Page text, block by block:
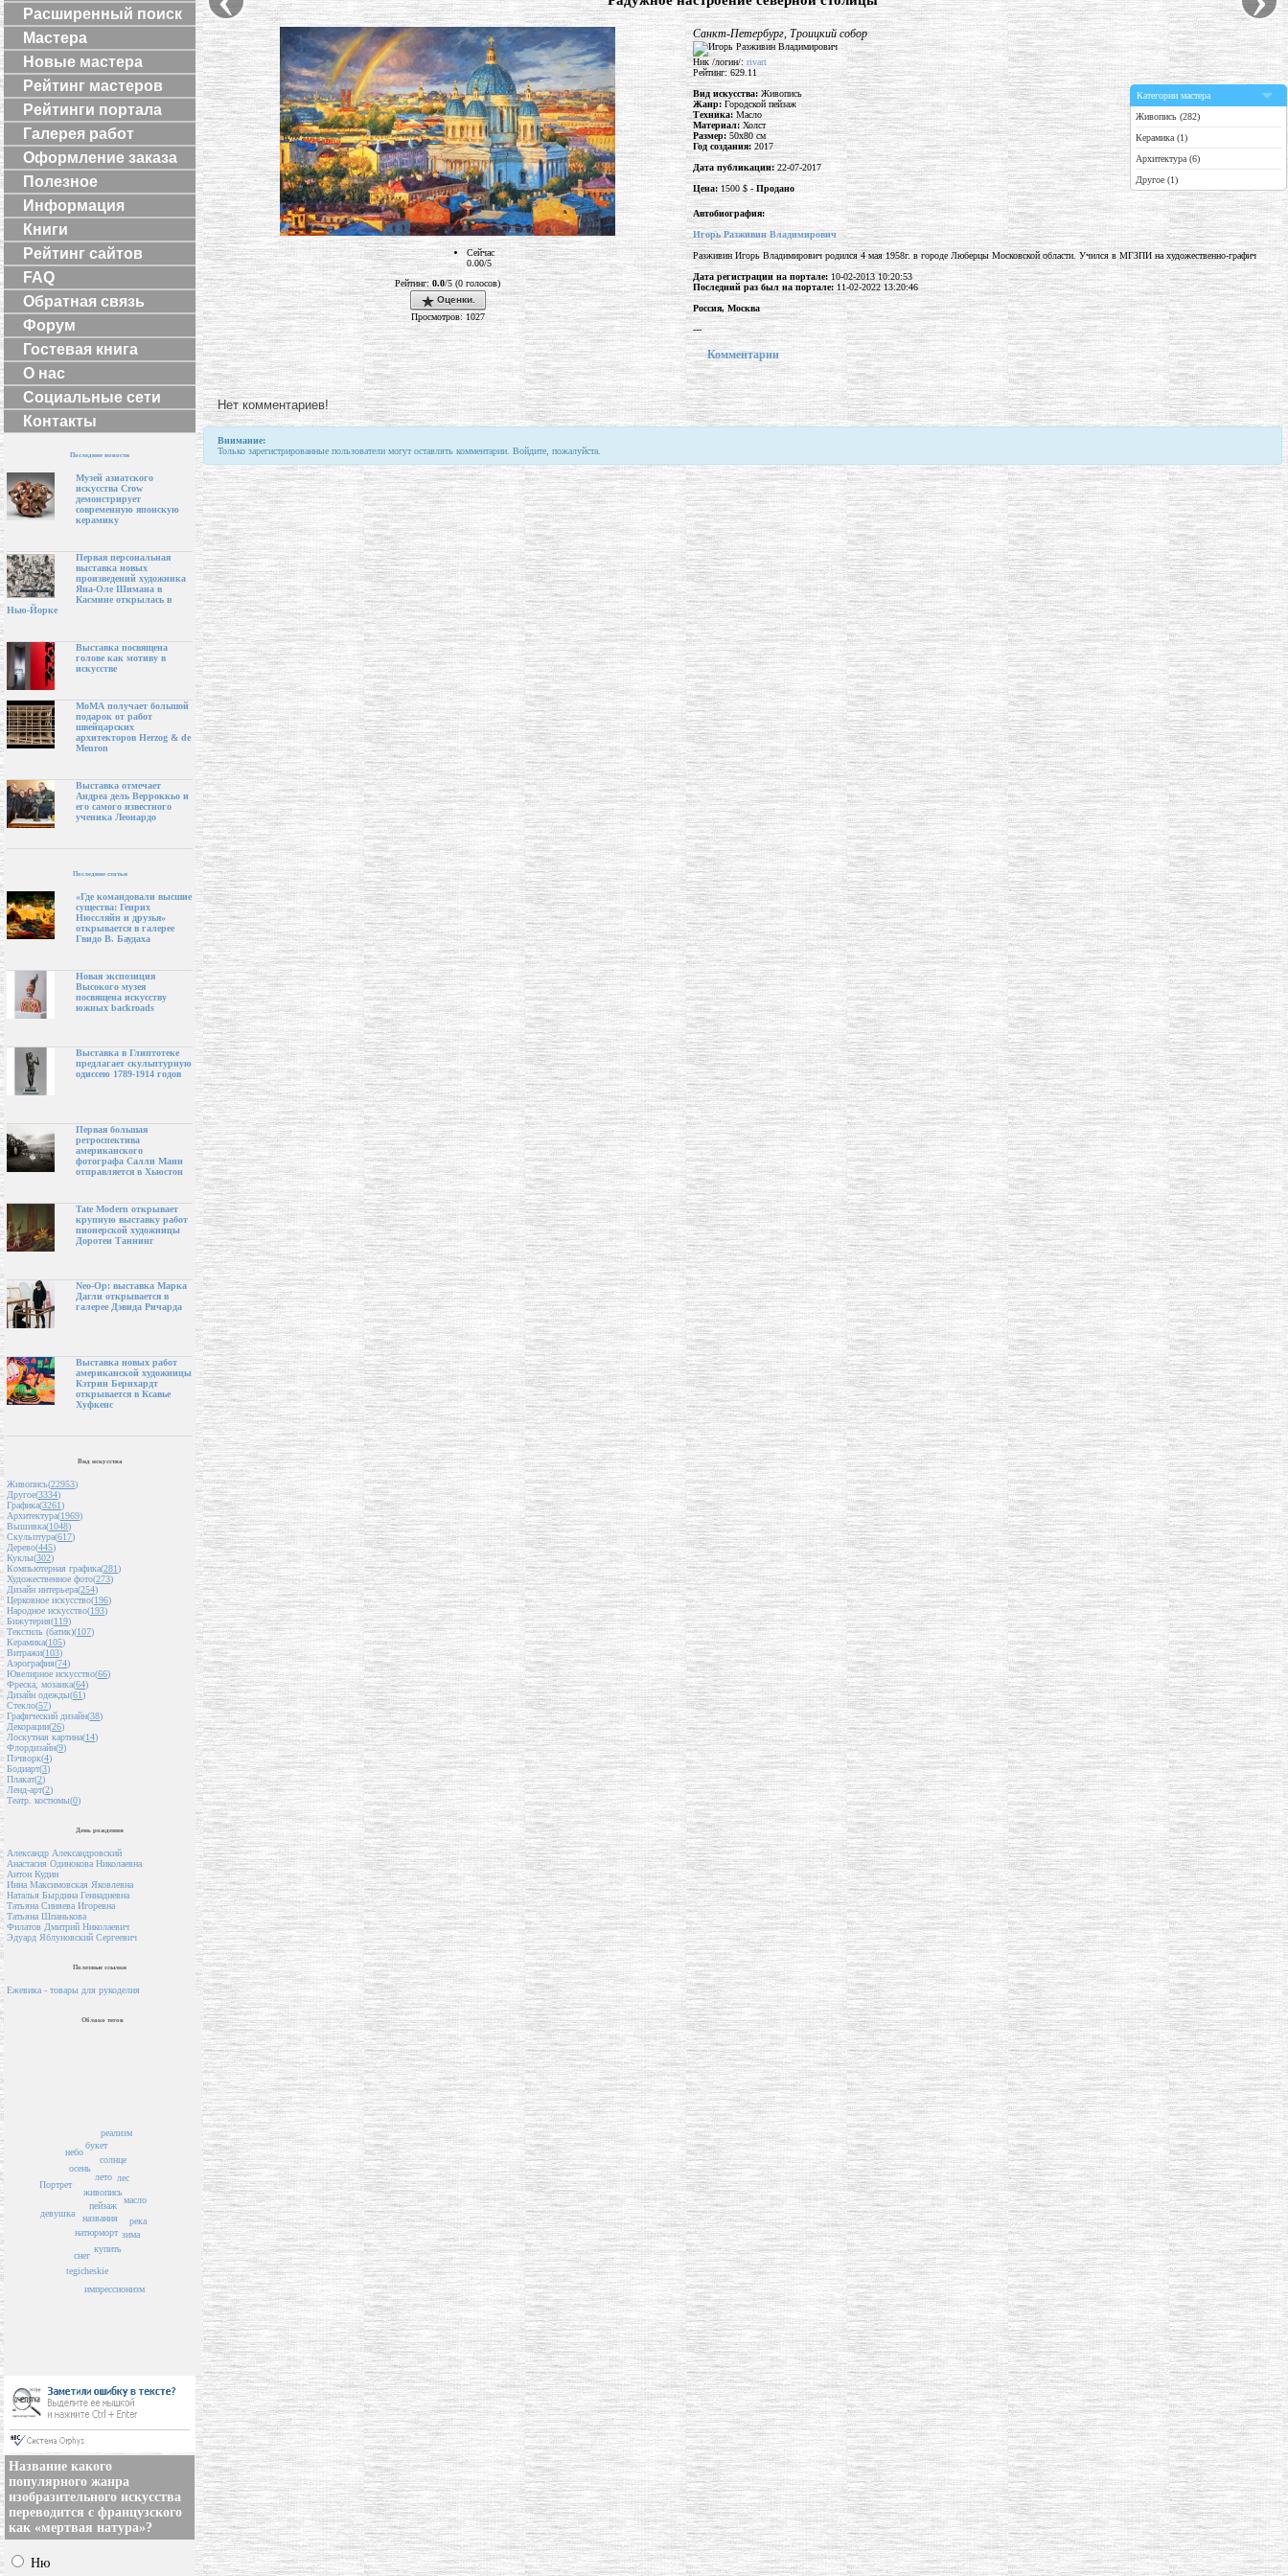
Расширенный поиск
Мастера
Новые мастера
Рейтинг мастеров
Рейтинги портала
Галерея работ
Оформление заказа
Полезное
Информация
Книги
Рейтинг сайтов
FAQ
Обратная связь
Форум
Гостевая книга
О нас
Социальные сети
Контакты
Последние новости
Музей азиатского
искусства Crow
демонстрирует
современную японскую
керамику
Первая персональная
выставка новых
произведений художника
Яна-Оле Шимана в
Касмине открылась в
Нью-Йорке
Выставка посвящена
голове как мотиву в
искусстве
МоМА получает большой
подарок от работ
швейцарских
архитекторов Herzog & de
Meuron
Выставка отмечает
Андреа дель Верроккьо и
его самого известного
ученика Леонардо
Последние статьи
«Где командовали высшие
существа: Генрих
Нюссляйн и друзья»
открывается в галерее
Гвидо В. Баудаха
Новая экспозиция
Высокого музея
посвящена искусству
южных backroads
Выставка в Глиптотеке
предлагает скульптурную
одиссею 1789-1914 годов
Первая большая
ретроспектива
американского
фотографа Салли Манн
отправляется в Хьюстон
Tate Modern открывает
крупную выставку работ
пионерской художницы
Доротеи Таннинг
Neo-Op: выставка Марка
Дагли открывается в
галерее Дэвида Ричарда
Выставка новых работ
американской художницы
Кэтрин Бернхардт
открывается в Ксавье
Хуфкенс
Вид искусства
Живопись(22953)
Другое(3334)
Графика(3261)
Архитектура(1969)
Вышивка(1048)
Скульптура(617)
Дерево(445)
Куклы(302)
Компьютерная графика(281)
Художественное фото(273)
Дизайн интерьера(254)
Церковное искусство(196)
Народное искусство(193)
Бижутерия(119)
Текстиль (батик)(107)
Керамика(105)
Витражи(103)
Аэрография(74)
Ювелирное искусство(66)
Фреска, мозаика(64)
Дизайн одежды(61)
Стекло(57)
Графический дизайн(38)
Декорации(26)
Лоскутная картина(14)
Флордизайн(9)
Пэчворк(4)
Бодиарт(3)
Плакат(2)
Ленд-арт(2)
Театр. костюмы(0)
День рождения
Александр Александровский
Анастасия Одинокова Николаевна
Антон Кудин
Инна Максимовская Яковлевна
Наталья Бырдина Геннадиевна
Татьяна Синяева Игоревна
Татьяна Шпанькова
Филатов Дмитрий Николаевич
Эдуард Яблуновский Сергеевич
Полезные ссылки
Ежевика - товары для рукоделия
Облако тегов
пейзаж
названия
живопись
лето
натюрморт
купить
солнце
лес
зима
осень
букет
масло
река
снег
tegicheskie
реализм
небо
импрессионизм
Портрет
девушка
Название какого
популярного жанра
изобразительного искусства
переводится с французского
как «мертвая натура»?
Ню
Сейчас
0.00/5
Рейтинг: 0.0/5 (0 голосов)
Оценки.
Просмотров: 1027
Санкт-Петербург, Троицкий собор
Ник /логин/: rivart
Рейтинг: 629.11
Вид искусства:Живопись
Жанр:Городской пейзаж
Техника:Масло
Материал: Холст
Размер:50x80 см
Год создания: 2017
Дата публикации:22-07-2017
Цена:1500 $ - Продано
Категории мастера
Живопись (282)
Керамика (1)
Архитектура (6)
Другое (1)
Автобиография:
Игорь Разживин Владимирович
Разживин Игорь Владимирович родился 4 мая 1958г. в городе Люберцы Московской области. Учился в МГЗПИ на художественно-графич
Дата регистрации на портале: 10-02-2013 10:20:53
Последний раз был на портале:11-02-2022 13:20:46
Россия, Москва
---
Комментарии
Нет комментариев!
Внимание:
Только зарегистрированные пользователи могут оставлять комментарии. Войдите, пожалуйста.